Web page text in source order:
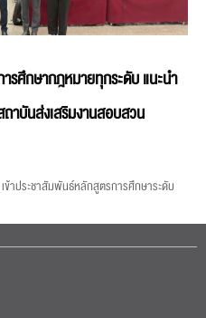
รศึกษากฎหมายทุกระดับ แนะนำ
บันส่งเสริมงานสอบสวน
าประชาสัมพันธ์หลักสูตรการศึกษาระดับ